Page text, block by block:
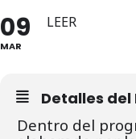
09
MAR
LEER
Detalles del
Dentro del